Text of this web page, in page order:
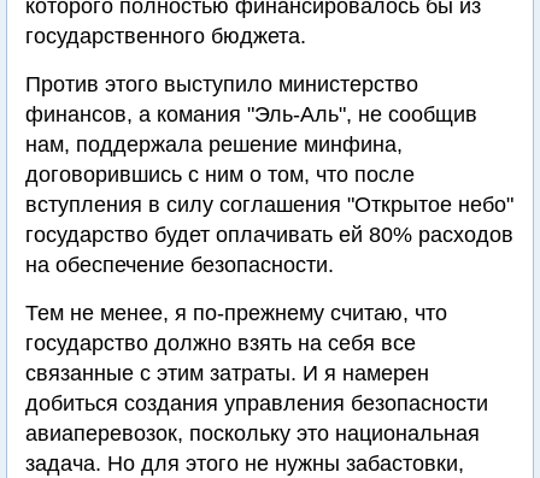
которого полностью финансировалось бы из
государственного бюджета.
Против этого выступило министерство
финансов, а комания "Эль-Аль", не сообщив
нам, поддержала решение минфина,
договорившись с ним о том, что после
вступления в силу соглашения "Открытое небо"
государство будет оплачивать ей 80% расходов
на обеспечение безопасности.
Тем не менее, я по-прежнему считаю, что
государство должно взять на себя все
связанные с этим затраты. И я намерен
добиться создания управления безопасности
авиаперевозок, поскольку это национальная
задача. Но для этого не нужны забастовки,